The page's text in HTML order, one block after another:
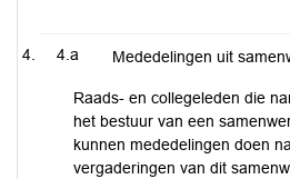
4.a Mededelingen uit
Raads- en collegeleden die
het bestuur van een
kunnen mededelingen doen
vergaderingen van dit